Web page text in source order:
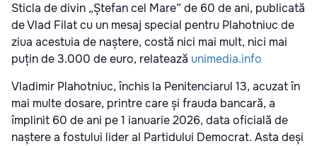
Sticla de divin „Ștefan cel Mare” de 60 de ani, publicată
de Vlad Filat cu un mesaj special pentru Plahotniuc de
ziua acestuia de naștere, costă nici mai mult, nici mai
puțin de 3.000 de euro, relatează unimedia.info
Vladimir Plahotniuc, închis la Penitenciarul 13, acuzat în
mai multe dosare, printre care și frauda bancară, a
împlinit 60 de ani pe 1 ianuarie 2026, data oficială de
naștere a fostului lider al Partidului Democrat. Asta deși